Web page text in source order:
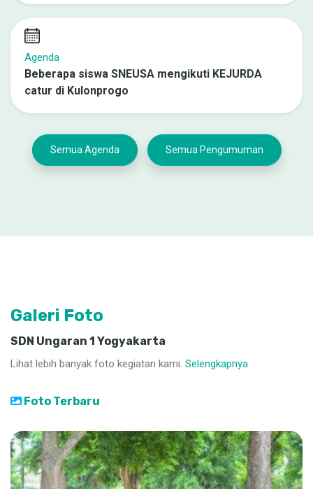
Agenda
Beberapa siswa SNEUSA mengikuti KEJURDA
catur di Kulonprogo
Semua Agenda Semua Pengumuman
Galeri Foto
SDN Ungaran 1 Yogyakarta
Lihat lebih banyak foto kegiatan kami. Selengkapnya
Foto Terbaru